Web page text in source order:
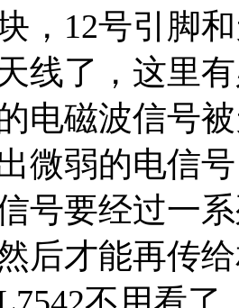
，12号引脚
线了，这里
电磁波信号
微弱的电信
号要经过一
后才能再传